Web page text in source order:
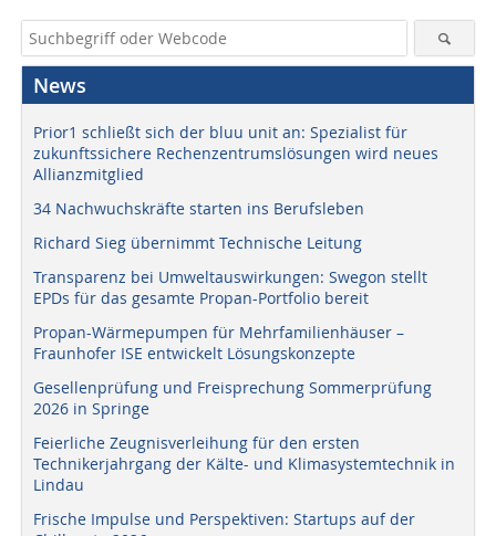
News
Prior1 schließt sich der bluu unit an: Spezialist für
zukunftssichere Rechenzentrumslösungen wird neues
Allianzmitglied
34 Nachwuchskräfte starten ins Berufsleben
Richard Sieg übernimmt Technische Leitung
Transparenz bei Umweltauswirkungen: Swegon stellt
EPDs für das gesamte Propan-Portfolio bereit
Propan-Wärmepumpen für Mehrfamilienhäuser –
Fraunhofer ISE entwickelt Lösungskonzepte
Gesellenprüfung und Freisprechung Sommerprüfung
2026 in Springe
Feierliche Zeugnisverleihung für den ersten
Technikerjahrgang der Kälte- und Klimasystemtechnik in
Lindau
Frische Impulse und Perspektiven: Startups auf der